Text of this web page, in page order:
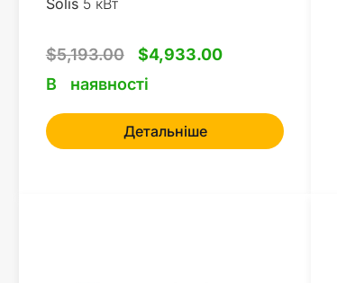
$5,193.00 $4,933.00
В наявності
Детальніше